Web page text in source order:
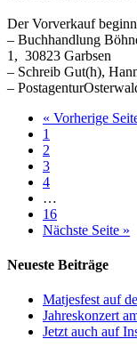
Der Vorverkauf
– Buchhandlung
1, 30823 Garbsen
– Schreib Gut(h),
–
« Vorherige
1
2
3
4
…
16
Nächste Seite »
Neueste Beiträge
Matjesfest auf
Jahreskonzert
Jetzt auch auf